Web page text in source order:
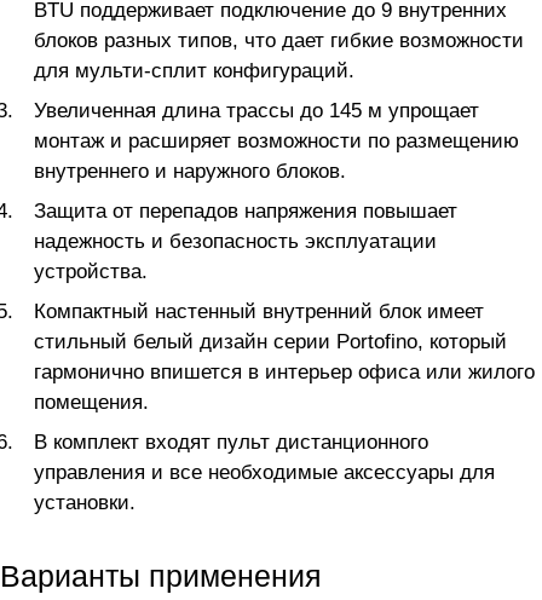
BTU поддерживает подключение до 9 внутренних
блоков разных типов, что дает гибкие возможности
для мульти-сплит конфигураций.
Увеличенная длина трассы до 145 м упрощает
монтаж и расширяет возможности по размещению
внутреннего и наружного блоков.
Защита от перепадов напряжения повышает
надежность и безопасность эксплуатации
устройства.
Компактный настенный внутренний блок имеет
стильный белый дизайн серии Portofino, который
гармонично впишется в интерьер офиса или жилого
помещения.
В комплект входят пульт дистанционного
управления и все необходимые аксессуары для
установки.
Варианты применения